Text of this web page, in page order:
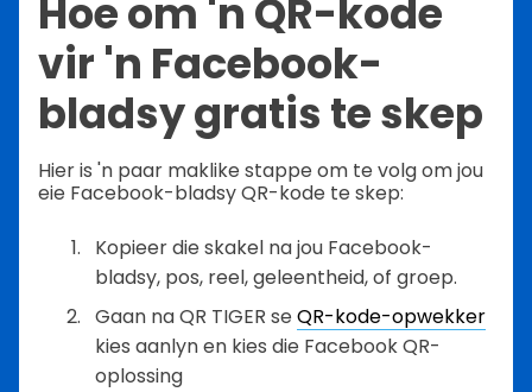
Hoe om 'n QR-kode
vir 'n Facebook-
bladsy gratis te skep
Hier is 'n paar maklike stappe om te volg om jou
eie Facebook-bladsy QR-kode te skep:
Kopieer die skakel na jou Facebook-
bladsy, pos, reel, geleentheid, of groep.
Gaan na QR TIGER se QR-kode-opwekker
kies aanlyn en kies die Facebook QR-
oplossing